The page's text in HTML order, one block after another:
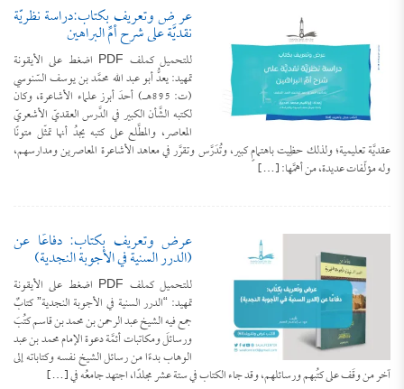
عر ض وتعريف بكتاب:دراسة نظريَّة
نقديَّة على شرح أمِّ البراهين
للتحميل كملف PDF اضغط على الأيقونة
تمهيد: يعدُّ أبو عبد الله محمَّد بن يوسف السّنوسي
(ت: 895هـ) أحدَ أبرز علماء الأشاعرة، وكان
لكتبه الشَّأن الكبير في الدَّرس العقديّ الأشعريّ
المعاصر، والمطَّلع على كتبه يجدُ أنها تمثّل متونًا
عقديَّة تعليمية؛ ولذلك حظِيت باهتمامٍ كبير، وتُدَرَّس وتقرَّر في معاهد الأشاعرة المعاصرين ومدارسهم،
وله مؤلّفات عديدة، من أهمَّها: […]
عرض وتعريف بكتاب: دفاعًا عن
(الدرر السنية في الأجوبة النجدية)
للتحميل كملف PDF اضغط على الأيقونة
تمهيد: “الدرر السنية في الأجوبة النجدية” كتابٌ
جمع فيه الشيخ عبد الرحمن بن محمد بن قاسم كتُبَ
ورسائلَ ومكاتبات أئمَّة دعوة الإمام محمد بن عبد
الوهاب بدءًا من رسائل الشيخ نفسه وكتاباته إلى
آخر من وقَف على كتُبهم ورسائلهم، وقد جاء الكتاب في ستة عشر مجلدًا، اجتهد جامعُه في […]